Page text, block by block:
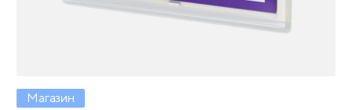
Магазин